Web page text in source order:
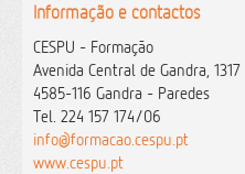
Informação e contactos
CESPU - Formação
Avenida Central de Gandra, 1317
4585-116 Gandra - Paredes
Tel. 224 157 174/06
info@formacao.cespu.pt
www.cespu.pt